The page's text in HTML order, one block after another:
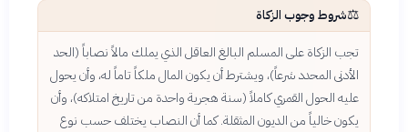
⚖️شروط وجوب الزكاة
تجب الزكاة على المسلم البالغ العاقل الذي يملك مالاً نصاباً (الحد
الأدنى المحدد شرعاً)، ويشترط أن يكون المال ملكاً تاماً له، وأن يحول
عليه الحول القمري كاملاً (سنة هجرية واحدة من تاريخ امتلاكه)، وأن
يكون خالياً من الديون المثقلة. كما أن النصاب يختلف حسب نوع